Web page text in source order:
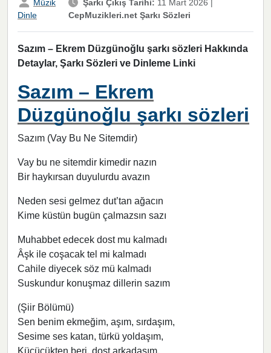
Müzik
Dinle
Şarkı Çıkış Tarihi: 11 Mart 2026 |
CepMuzikleri.net Şarkı Sözleri
Sazım – Ekrem Düzgünoğlu şarkı sözleri Hakkında
Detaylar, Şarkı Sözleri ve Dinleme Linki
Sazım – Ekrem
Düzgünoğlu şarkı sözleri
Sazım (Vay Bu Ne Sitemdir)
Vay bu ne sitemdir kimedir nazın
Bir haykırsan duyulurdu avazın
Neden sesi gelmez dut’tan ağacın
Kime küstün bugün çalmazsın sazı
Muhabbet edecek dost mu kalmadı
Âşk ile coşacak tel mi kalmadı
Cahile diyecek söz mü kalmadı
Suskundur konuşmaz dillerin sazım
(Şiir Bölümü)
Sen benim ekmeğim, aşım, sırdaşım,
Sesime ses katan, türkü yoldaşım,